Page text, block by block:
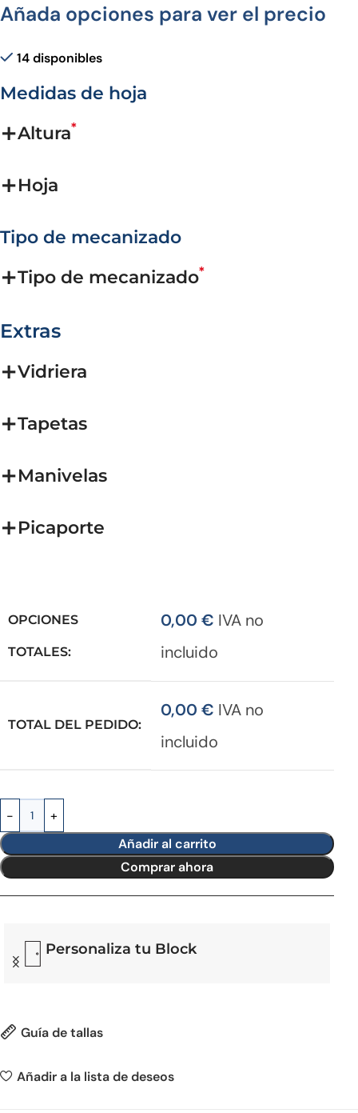
Añada opciones para ver el precio
14 disponibles
Medidas de hoja
Altura*
Hoja
Tipo de mecanizado
Tipo de mecanizado*
Extras
Vidriera
Tapetas
Manivelas
Picaporte
OPCIONES
TOTALES:
0,00 € IVA no
incluido
TOTAL DEL PEDIDO:
0,00 € IVA no
incluido
Añadir al carrito
Comprar ahora
Personaliza tu Block
Guía de tallas
Añadir a la lista de deseos